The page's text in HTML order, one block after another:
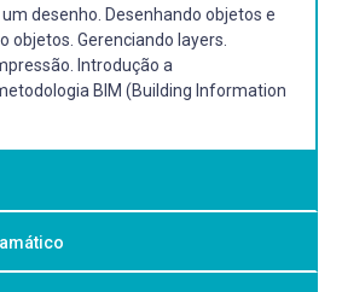
desenho. Desenhando objetos e
objetos. Gerenciando layers.
Introdução a
BIM (Building Information